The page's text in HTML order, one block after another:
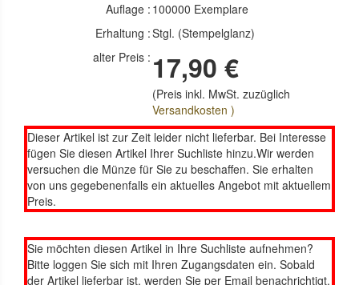
Auflage : 100000 Exemplare
Erhaltung :Stgl. (Stempelglanz)
alter Preis : 17,90 €
(Preis inkl. MwSt. zuzüglich
Versandkosten )
Dieser Artikel ist zur Zeit leider nicht lieferbar. Bei Interesse
fügen Sie diesen Artikel Ihrer Suchliste hinzu.Wir werden
versuchen die Münze für Sie zu beschaffen. Sie erhalten
von uns gegebenenfalls ein aktuelles Angebot mit aktuellem
Preis.
Sie möchten diesen Artikel in Ihre Suchliste aufnehmen?
Bitte loggen Sie sich mit Ihren Zugangsdaten ein. Sobald
der Artikel lieferbar ist, werden Sie per Email benachrichtigt.